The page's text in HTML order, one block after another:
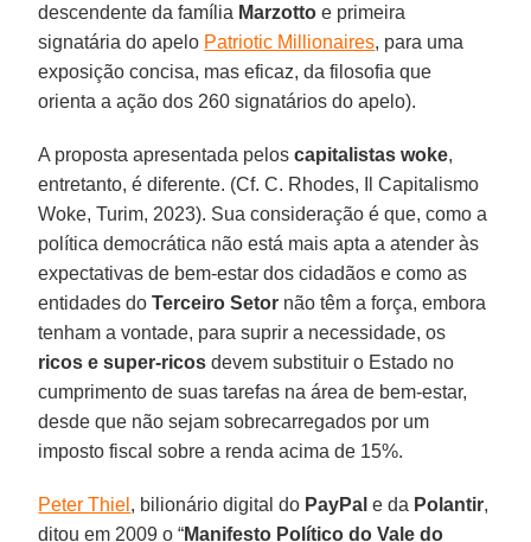
descendente da família Marzotto e primeira
signatária do apelo Patriotic Millionaires, para uma
exposição concisa, mas eficaz, da filosofia que
orienta a ação dos 260 signatários do apelo).
A proposta apresentada peloscapitalistas woke,
entretanto, é diferente. (Cf. C. Rhodes, Il Capitalismo
Woke, Turim, 2023). Sua consideração é que, como a
política democrática não está mais apta a atender às
expectativas de bem-estar dos cidadãos e como as
entidades doTerceiro Setor não têm a força, embora
tenham a vontade, para suprir a necessidade, os
ricos e super-ricos devem substituir o Estado no
cumprimento de suas tarefas na área de bem-estar,
desde que não sejam sobrecarregados por um
imposto fiscal sobre a renda acima de 15%.
Peter Thiel , bilionário digital do PayPal e da Polantir,
ditou em 2009 o “Manifesto Político do Vale do